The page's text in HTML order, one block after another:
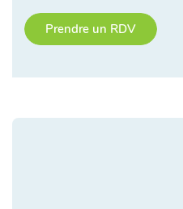
Prendre un RDV